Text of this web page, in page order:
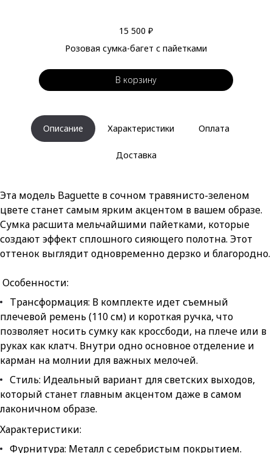
15 500 ₽
Розовая сумка-багет с пайетками
В корзину
Описание Характеристики Оплата
Доставка
Эта модель Baguette в сочном травянисто-зеленом
цвете станет самым ярким акцентом в вашем образе.
Сумка расшита мельчайшими пайетками, которые
создают эффект сплошного сияющего полотна. Этот
оттенок выглядит одновременно дерзко и благородно.
Особенности:
Трансформация: В комплекте идет съемный
плечевой ремень (110 см) и короткая ручка, что
позволяет носить сумку как кроссбоди, на плече или в
руках как клатч. Внутри одно основное отделение и
карман на молнии для важных мелочей.
Стиль: Идеальный вариант для светских выходов,
который станет главным акцентом даже в самом
лаконичном образе.
Характеристики:
Фурнитура: Металл с серебристым покрытием.